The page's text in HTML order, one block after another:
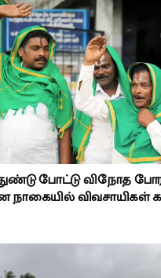
போட்டு விநோத
நாகையில்